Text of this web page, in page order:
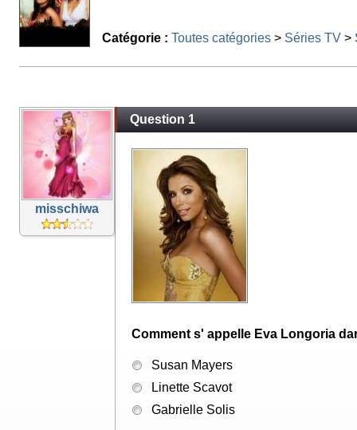
Catégorie : Toutes catégories > Séries TV >
misschiwa
Question 1
Comment s' appelle Eva Longoria
Susan Mayers
Linette Scavot
Gabrielle Solis